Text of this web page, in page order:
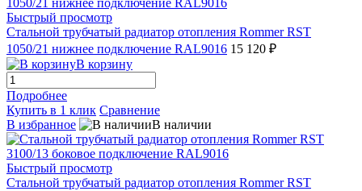
Быстрый просмотр
Стальной трубчатый радиатор отопления Rommer RST
1050/21 нижнее подключение RAL9016 15 120 ₽
В корзину
Подробнее
Купить в 1 клик Сравнение
В избранное
В наличии
Быстрый просмотр
Стальной трубчатый радиатор отопления Rommer RST